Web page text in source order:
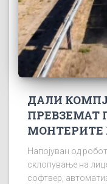
ДАЛИ
ПРЕВЗЕМАТ
МОНТЕРИТЕ
Напојуван од
склопување на
софтвер,